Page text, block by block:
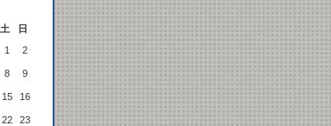
土
日
1
2
8 9
15 16
22 23